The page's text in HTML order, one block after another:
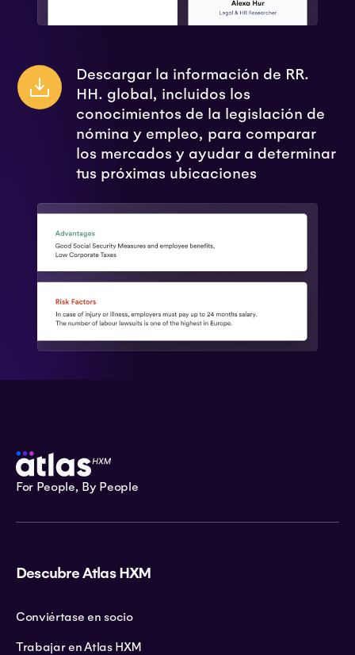
Descargar la información de RR.
HH. global, incluidos los
conocimientos de la legislación de
nómina y empleo, para comparar
los mercados y ayudar a determinar
tus próximas ubicaciones
For People, By People
Descubre Atlas HXM
Conviértase en socio
Trabajar en Atlas HXM